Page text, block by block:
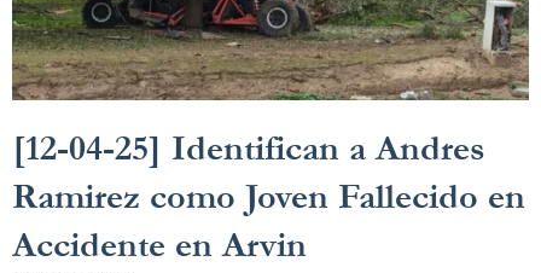
[12-04-25] Identifican a Andres
Ramirez como Joven Fallecido en
Accidente en Arvin